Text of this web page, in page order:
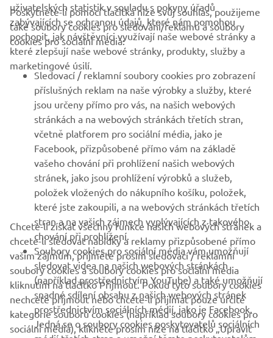
FIREMNÍ
B2B
VÍCE YAMAHA
PODPORA
ZPRAVODAJ
Získejte jako první informace o nejnovějších nabídkách,
speciálních akcích, nových verzích a mnoho dalšího
PŘIHLÁSIT SE K ODBĚRU
Přečtěte si naše Zásady ochrany osobních údajů a zjistěte, jak
zpracováváme vaše osobní údaje:Zásady ochrany osobních údajů
uživatelských statistik v souladu s pokyny úřadů
zabývajících se ochranou údajů, které nám pomohou
pochopit, jak návštěvníci využívají naše webové stránky a
které zlepšují naše webové stránky, produkty, služby a
marketingové úsilí.
Poskytnete-li pomocí tlačítka níže svůj souhlas, použijeme
také soubory cookies pro sledování/reklamu a soubory
cookies pro sociální média:
Sledovací / reklamní soubory cookies pro zobrazení
příslušných reklam na naše výrobky a služby, které
jsou určeny přímo pro vás, na našich webových
stránkách a na webových stránkách třetích stran,
včetně platforem pro sociální média, jako je
Facebook, přizpůsobené přímo vám na základě
vašeho chování při prohlížení našich webových
stránek, jako jsou prohlížení výrobků a služeb,
položek vložených do nákupního košíku, položek,
které jste zakoupili, a na webových stránkách třetích
stran a na vašich zájmech vyplývajících z takového
chování při prohlížení.
Soubory cookies pro sociální média vám umožňují
sledovat videa na našich webových stránkách
(například prostřednictvím YouTube) a také umožňují
snadné sdílení obsahu z našich webových stránek
prostřednictvím sociálních médií, jako je Facebook.
Jedná se o soubory cookies poskytovatelů sociálních
Chcete-li získat všechny funkce našich webových stránek a
chcete-li sledovat nabídky a reklamy přizpůsobené přímo
vašim zájmům, přijměte prosím sledovací / reklamní
soubory cookies a soubory cookies pro sociální média
kliknutím na tlačítko Přijmout. Pokud tyto soubory cookies
nechcete přijmout nebo chcete-li přijímat pouze určité
kategorie souborů cookies (například soubory cookies pro
sociální média), klikněte prosím níže na tlačítko „Upravit